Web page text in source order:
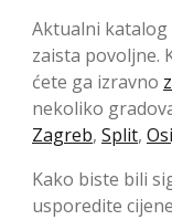
Aktualni katalog
zaista povoljne.
ćete ga izravno
nekoliko
Zagreb, Split,
Kako biste bili
usporedite